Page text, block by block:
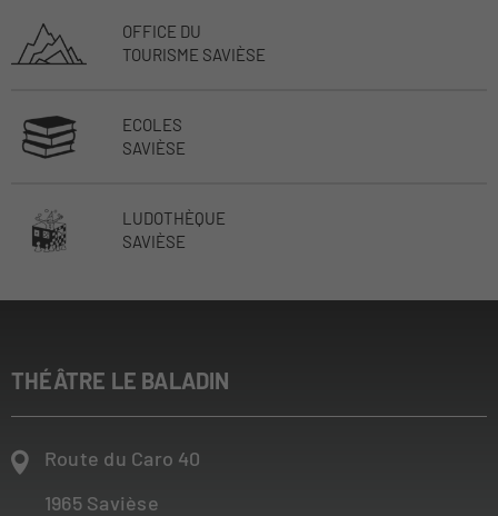
OFFICE DU
TOURISME SAVIÈSE
ECOLES
SAVIÈSE
LUDOTHÈQUE
SAVIÈSE
THÉÂTRE LE BALADIN
Route du Caro 40
1965 Savièse